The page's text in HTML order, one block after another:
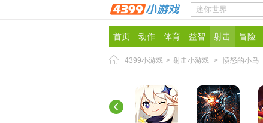
首页 动作 体育 益智 射击 冒险
4399小游戏 > 射击小游戏 > 愤怒的小鸟